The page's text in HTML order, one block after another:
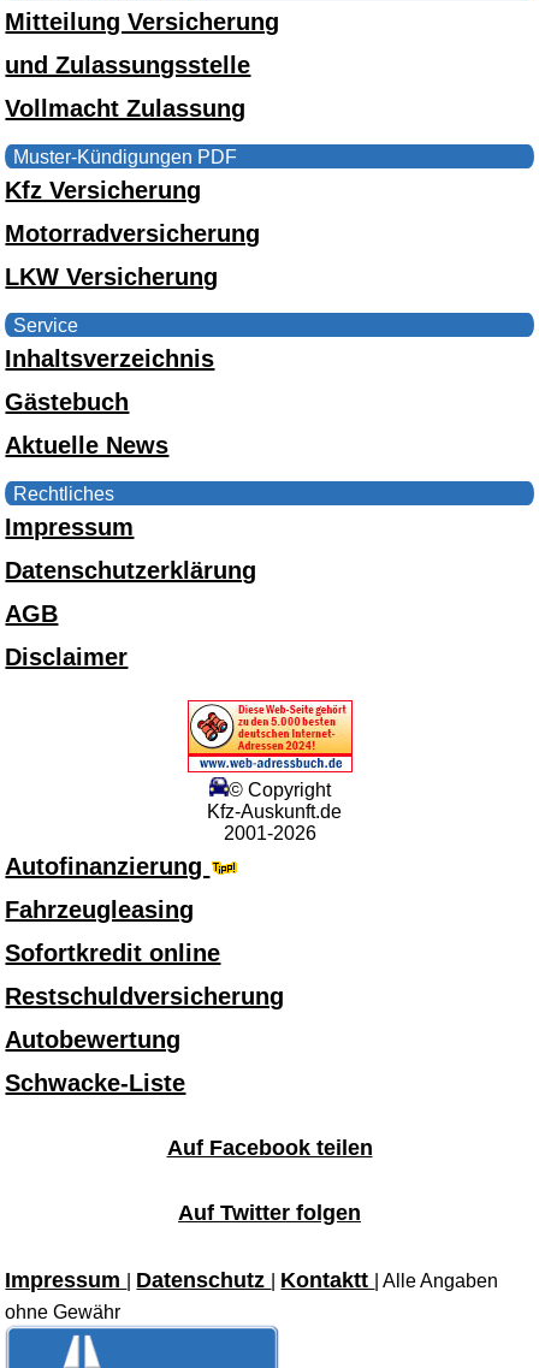
Mitteilung Versicherung
und Zulassungsstelle
Vollmacht Zulassung
Muster-Kündigungen PDF
Kfz Versicherung
Motorradversicherung
LKW Versicherung
Service
Inhaltsverzeichnis
Gästebuch
Aktuelle News
Rechtliches
Impressum
Datenschutzerklärung
AGB
Disclaimer
© Copyright
Kfz-Auskunft.de
2001-2026
Autofinanzierung
Fahrzeugleasing
Sofortkredit online
Restschuldversicherung
Autobewertung
Schwacke-Liste
Auf Facebook teilen
Auf Twitter folgen
Impressum Datenschutz Kontaktt
| Alle Angaben
ohne Gewähr